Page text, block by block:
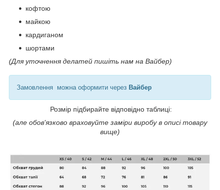
кофтою
майкою
кардиганом
шортами
(Для уточнення делатей пишіть нам на Вайбер)
Замовлення можна оформити через Вайбер
Розмір підбирайте відповідно таблиці:
(але обов'язково враховуйте заміри виробу в описі товару
вище)